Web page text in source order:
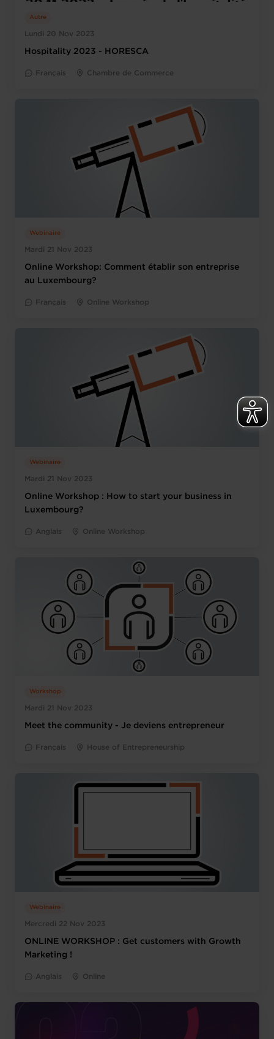
Lundi 20 Nov 2023
Autre
Hospitality 2023 - HORESCA
Français Chambre de Commerce
Mardi 21 Nov 2023
Webinaire
Online Workshop: Comment établir son entreprise
au Luxembourg?
Français Online Workshop
Mardi 21 Nov 2023
Webinaire
Online Workshop : How to start your business in
Luxembourg?
Anglais Online Workshop
Mardi 21 Nov 2023
Workshop
Meet the community - Je deviens entrepreneur
Français House of Entrepreneurship
Mercredi 22 Nov 2023
Webinaire
ONLINE WORKSHOP : Get customers with Growth
Marketing !
Anglais Online